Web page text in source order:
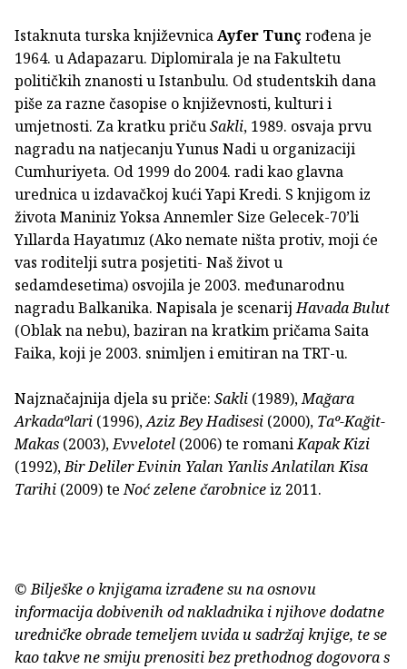
Istaknuta turska književnicaAyfer Tunç rođena je
1964. u Adapazaru. Diplomirala je na Fakultetu
političkih znanosti u Istanbulu. Od studentskih dana
piše za razne časopise o književnosti, kulturi i
umjetnosti. Za kratku pričuSakli, 1989. osvaja prvu
nagradu na natjecanju Yunus Nadi u organizaciji
Cumhuriyeta. Od 1999 do 2004. radi kao glavna
urednica u izdavačkoj kući Yapi Kredi. S knjigom iz
života Maniniz Yoksa Annemler Size Gelecek-70’li
Yıllarda Hayatımız (Ako nemate ništa protiv, moji će
vas roditelji sutra posjetiti- Naš život u
sedamdesetima) osvojila je 2003. međunarodnu
nagradu Balkanika. Napisala je scenarijHavada Bulut
(Oblak na nebu), baziran na kratkim pričama Saita
Faika, koji je 2003. snimljen i emitiran na TRT-u.
Najznačajnija djela su priče: Sakli (1989),Mağara
Arkadaºlari (1996),Aziz Bey Hadisesi (2000), Taº-Kağit-
Makas (2003),Evvelotel (2006) te romaniKapak Kizi
(1992),Bir Deliler Evinin Yalan Yanlis Anlatilan Kisa
Tarihi (2009) teNoć zelene čarobniceiz 2011.
© Bilješke o knjigama izrađene su na osnovu
informacija dobivenih od nakladnika i njihove dodatne
uredničke obrade temeljem uvida u sadržaj knjige, te se
kao takve ne smiju prenositi bez prethodnog dogovora s